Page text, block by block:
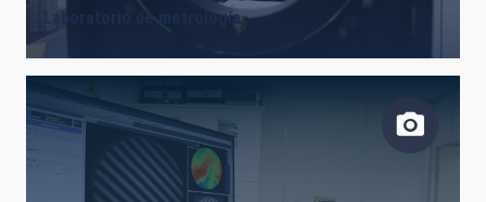
Laboratorio de metrología